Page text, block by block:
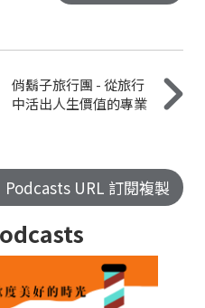
俏鬍子旅行團 - 從旅行
中活出人生價值的專業
Podcasts URL 訂閱複製